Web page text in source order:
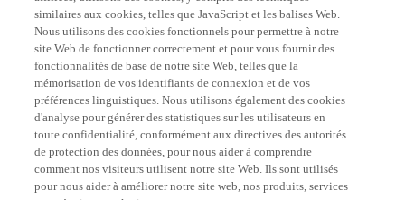
similaires aux cookies, telles que JavaScript et les balises Web.
Nous utilisons des cookies fonctionnels pour permettre à notre
site Web de fonctionner correctement et pour vous fournir des
fonctionnalités de base de notre site Web, telles que la
mémorisation de vos identifiants de connexion et de vos
préférences linguistiques. Nous utilisons également des cookies
d'analyse pour générer des statistiques sur les utilisateurs en
toute confidentialité, conformément aux directives des autorités
de protection des données, pour nous aider à comprendre
comment nos visiteurs utilisent notre site Web. Ils sont utilisés
pour nous aider à améliorer notre site web, nos produits, services